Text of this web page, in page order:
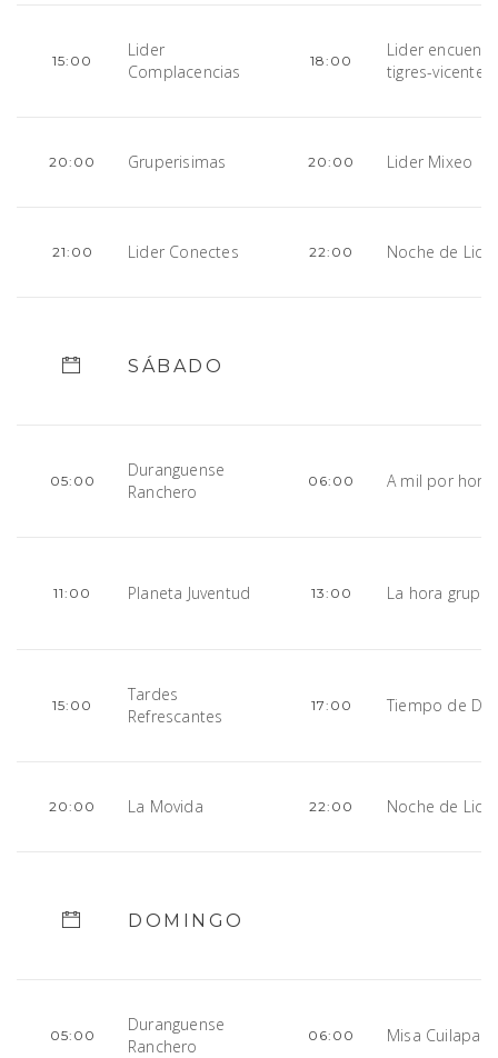
15:00
Lider
Complacencias
18:00
Lider
tigres-vicente
20:00 Gruperisimas 20:00 Lider Mixeo
21:00 Lider Conectes 22:00 Noche de
SÁBADO
05:00
Duranguense
Ranchero
06:00 A mil por hora
11:00 Planeta Juventud 13:00 La hora
15:00
Tardes
Refrescantes
17:00 Tiempo de
20:00 La Movida 22:00 Noche de
DOMINGO
05:00
Duranguense
Ranchero
06:00 Misa Cuilapa